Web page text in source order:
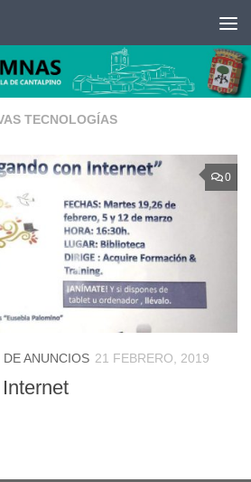
TECNOLOGÍAS
0
DE ANUNCIOS 21 FEBRERO, 2019